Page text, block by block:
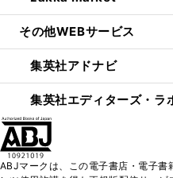
その他WEBサービス
集英社アドナビ
集英社エディターズ・ラ
ABJマークは、この電子書店・電子書